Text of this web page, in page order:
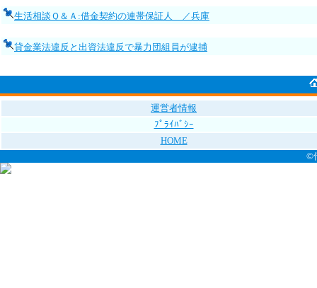
生活相談Ｑ＆Ａ:借金契約の連帯保証人 ／兵庫
貸金業法違反と出資法違反で暴力団組員が逮捕
運営者情報
ﾌﾟﾗｲﾊﾞｼｰ
HOME
©